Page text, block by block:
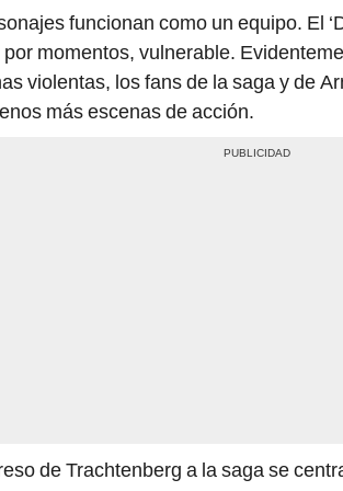
funcionan como un equipo. El
momentos, vulnerable.
violentas, los fans de la saga y de
más escenas de acción.
de Trachtenberg a la saga se